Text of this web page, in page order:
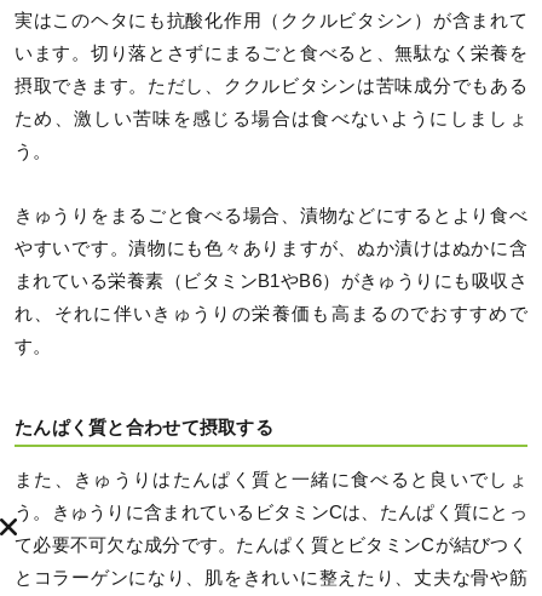
実はこのヘタにも抗酸化作用（ククルビタシン）が含まれて
います。切り落とさずにまるごと食べると、無駄なく栄養を
摂取できます。ただし、ククルビタシンは苦味成分でもある
ため、激しい苦味を感じる場合は食べないようにしましょ
う。
きゅうりをまるごと食べる場合、漬物などにするとより食べ
やすいです。漬物にも色々ありますが、ぬか漬けはぬかに含
まれている栄養素（ビタミンB1やB6）がきゅうりにも吸収さ
れ、それに伴いきゅうりの栄養価も高まるのでおすすめで
す。
たんぱく質と合わせて摂取する
また、きゅうりはたんぱく質と一緒に食べると良いでしょ
う。きゅうりに含まれているビタミンCは、たんぱく質にとっ
て必要不可欠な成分です。たんぱく質とビタミンCが結びつく
とコラーゲンになり、肌をきれいに整えたり、丈夫な骨や筋